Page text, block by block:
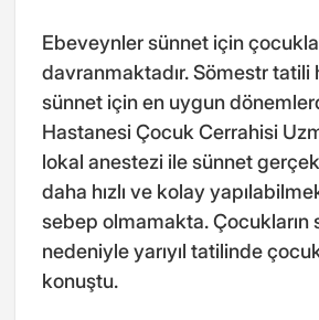
Ebeveynler sünnet için
davranmaktadır. Sömestr tatili
sünnet için en uygun
Hastanesi Çocuk Cerrahisi
lokal anestezi ile sünnet
daha hızlı ve kolay
sebep olmamakta. Çocukların
nedeniyle yarıyıl tatilinde
konuştu.